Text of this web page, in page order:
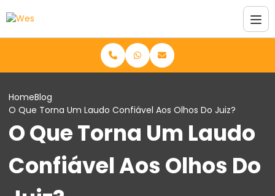
HomeBlog
O Que Torna Um Laudo Confiável Aos Olhos Do Juiz?
O Que Torna Um Laudo
Confiável Aos Olhos Do